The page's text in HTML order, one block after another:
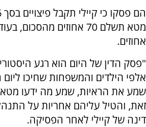
אחוזים.
"פסק הדין של היום הוא רגע היסטורי
אלפי הילדים והמשפחות שחיכו
שמע את הראיות, שמע מה ידעו מטא
זאת, והטיל עליהם אחריות על
דינה של קיילי לאחר הפסיקה.